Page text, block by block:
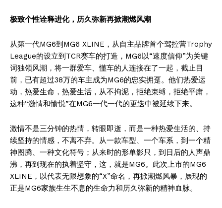
极致个性诠释进化，历久弥新再掀潮燃风潮
从第一代MG6到MG6 XLINE，从自主品牌首个驾控营Trophy
League的设立到TCR赛车的打造，MG6以“速度信仰”为关键
词独领风潮，将一群爱车、懂车的人连接在了一起，截止目
前，已有超过38万的车主成为MG6的忠实拥趸。他们热爱运
动，热爱生命，热爱生活，从不拘泥，拒绝束缚，拒绝平庸，
这种“激情和愉悦”在MG6一代一代的更迭中被延续下来。
激情不是三分钟的热情，转眼即逝，而是一种热爱生活的、持
续坚持的情感，不离不弃。从一款车型、一个车系，到一个精
神图腾、一种文化符号；从来时的形单影只，到日后的人声鼎
沸，再到现在的执着坚守，这，就是MG6。此次上市的MG6
XLINE，以代表无限想象的“X”命名，再掀潮燃风暴，展现的
正是MG6家族生生不息的生命力和历久弥新的精神血脉。